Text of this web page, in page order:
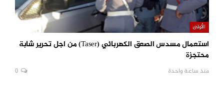
الأولى
استعمال مسدس الصعق الكهربائي (Taser) من اجل تحرير شابة
محتجزة
منذ ساعة واحدة